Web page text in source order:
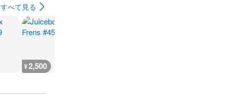
すべて見る
¥2,500